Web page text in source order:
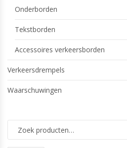
Onderborden
Tekstborden
Accessoires verkeersborden
Verkeersdrempels
Waarschuwingen